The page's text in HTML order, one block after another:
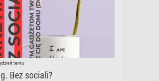
temu
Bez sociali?